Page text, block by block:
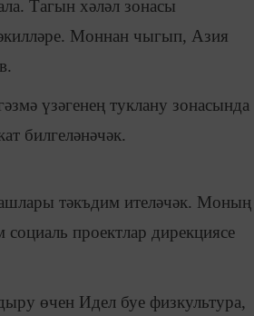
Тагын хәләл зонасы
Моннан чыгып, Азия
үзәгенең туклану зонасында
билгеләнәчәк.
тәкъдим ителәчәк. Моның
проектлар дирекциясе
өчен Идел буе физкультура,